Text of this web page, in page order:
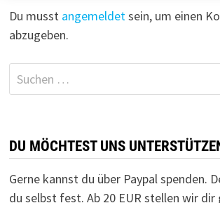
Du musst angemeldetsein, um einen
abzugeben.
Suchen
nach:
DU MÖCHTEST UNS
Gerne kannst du über Paypal spenden.
du selbst fest. Ab 20 EUR stellen wir dir